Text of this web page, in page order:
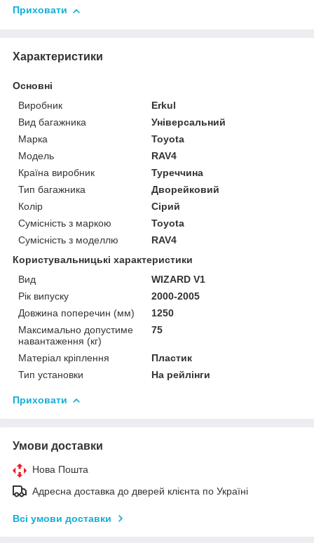
Приховати
Характеристики
Основні
Виробник
Erkul
Вид багажника
Універсальний
Марка
Toyota
Модель
RAV4
Країна виробник
Туреччина
Тип багажника
Дворейковий
Колір
Сірий
Сумісність з маркою
Toyota
Сумісність з моделлю
RAV4
Користувальницькі характеристики
Вид
WIZARD V1
Рік випуску
2000-2005
Довжина поперечин (мм)
1250
Максимально допустиме
навантаження (кг)
75
Матеріал кріплення
Пластик
Тип установки
На рейлінги
Приховати
Умови доставки
Нова Пошта
Адресна доставка до дверей клієнта по Україні
Всі умови доставки